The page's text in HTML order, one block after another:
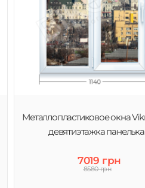
Металлопластиковое окна
девятиэтажка панелька
7019 грн
8580 грн